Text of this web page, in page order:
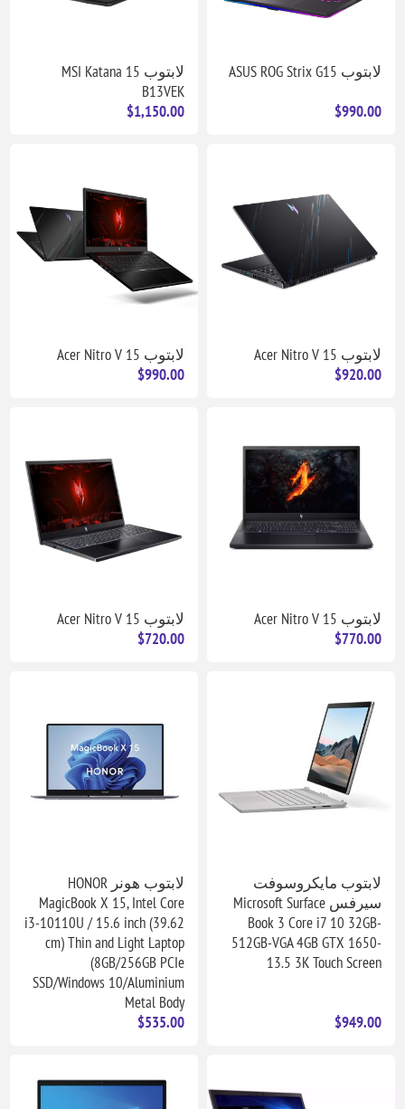
لابتوب ASUS ROG Strix G15
$990.00
لابتوب MSI Katana 15
B13VEK
$1,150.00
لابتوب Acer Nitro V 15
$920.00
لابتوب Acer Nitro V 15
$990.00
لابتوب Acer Nitro V 15
$770.00
لابتوب Acer Nitro V 15
$720.00
لابتوب مايكروسوفت
سيرفس Microsoft Surface
Book 3 Core i7 10 32GB-
512GB-VGA 4GB GTX 1650-
13.5 3K Touch Screen
$949.00
لابتوب هونر HONOR
MagicBook X 15, Intel Core
i3-10110U / 15.6 inch (39.62
cm) Thin and Light Laptop
(8GB/256GB PCIe
SSD/Windows 10/Aluminium
Metal Body
$535.00